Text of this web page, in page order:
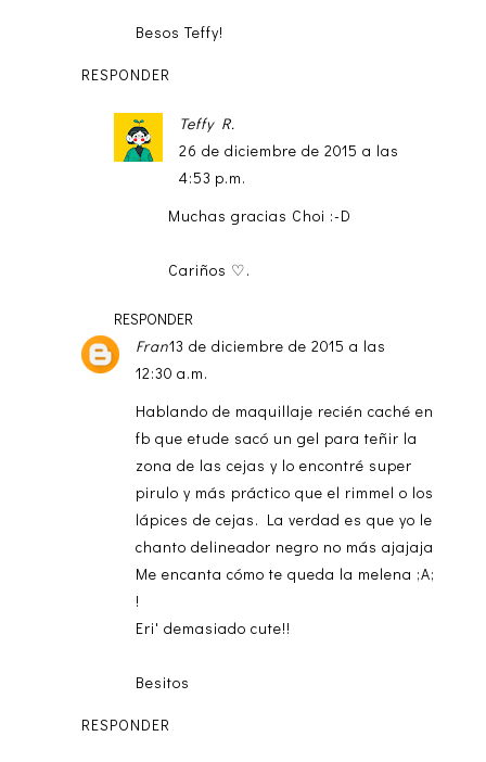
Besos Teffy!
RESPONDER
Teffy R.
26 de diciembre de 2015 a las
4:53 p.m.
Muchas gracias Choi :-D
Cariños ♡.
RESPONDER
Fran13 de diciembre de 2015 a las
12:30 a.m.
Hablando de maquillaje recién caché en
fb que etude sacó un gel para teñir la
zona de las cejas y lo encontré super
pirulo y más práctico que el rimmel o los
lápices de cejas. La verdad es que yo le
chanto delineador negro no más ajajaja
Me encanta cómo te queda la melena ;A;
!
Eri' demasiado cute!!
Besitos
RESPONDER